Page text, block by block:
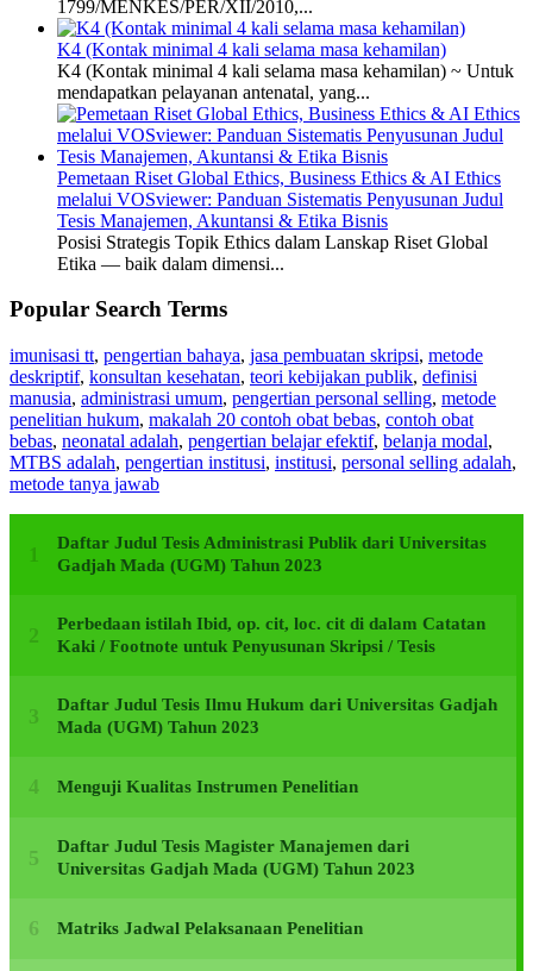
1799/MENKES/PER/XII/2010,...
K4 (Kontak minimal 4 kali selama masa kehamilan)
K4 (Kontak minimal 4 kali selama masa kehamilan) ~ Untuk
mendapatkan pelayanan antenatal, yang...
Pemetaan Riset Global Ethics, Business Ethics & AI Ethics
melalui VOSviewer: Panduan Sistematis Penyusunan Judul
Tesis Manajemen, Akuntansi & Etika Bisnis
Posisi Strategis Topik Ethics dalam Lanskap Riset Global
Etika — baik dalam dimensi...
Popular Search Terms
imunisasi tt, pengertian bahaya, jasa pembuatan skripsi, metode
deskriptif, konsultan kesehatan, teori kebijakan publik, definisi
manusia, administrasi umum, pengertian personal selling, metode
penelitian hukum, makalah 20 contoh obat bebas, contoh obat
bebas, neonatal adalah, pengertian belajar efektif, belanja modal,
MTBS adalah, pengertian institusi, institusi, personal selling adalah,
metode tanya jawab
Daftar Judul Tesis Administrasi Publik dari Universitas
Gadjah Mada (UGM) Tahun 2023
Perbedaan istilah Ibid, op. cit, loc. cit di dalam Catatan
Kaki / Footnote untuk Penyusunan Skripsi / Tesis
Daftar Judul Tesis Ilmu Hukum dari Universitas Gadjah
Mada (UGM) Tahun 2023
Menguji Kualitas Instrumen Penelitian
Daftar Judul Tesis Magister Manajemen dari
Universitas Gadjah Mada (UGM) Tahun 2023
Matriks Jadwal Pelaksanaan Penelitian